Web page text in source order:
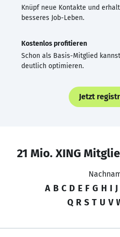
Knüpf neue Kontakte und
besseres Job-Leben.
Kostenlos profitieren
Schon als Basis-Mitglied
deutlich optimieren.
Jetzt
21 Mio. XING
A B C D E F G H I J
Q R S T U V